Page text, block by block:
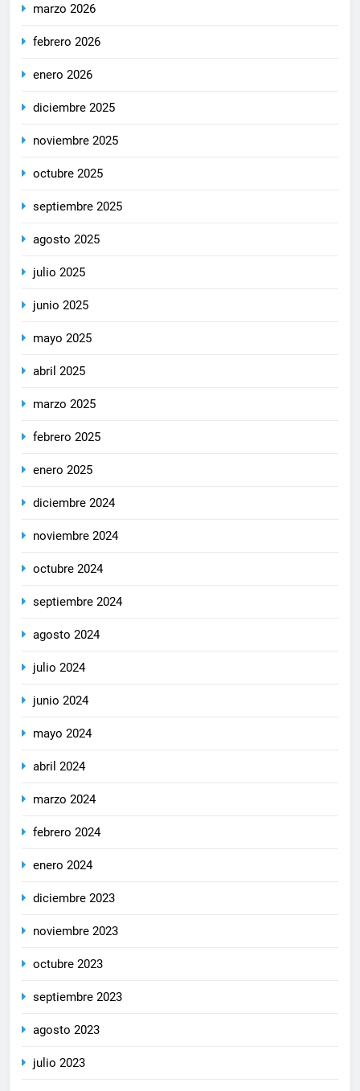
marzo 2026
febrero 2026
enero 2026
diciembre 2025
noviembre 2025
octubre 2025
septiembre 2025
agosto 2025
julio 2025
junio 2025
mayo 2025
abril 2025
marzo 2025
febrero 2025
enero 2025
diciembre 2024
noviembre 2024
octubre 2024
septiembre 2024
agosto 2024
julio 2024
junio 2024
mayo 2024
abril 2024
marzo 2024
febrero 2024
enero 2024
diciembre 2023
noviembre 2023
octubre 2023
septiembre 2023
agosto 2023
julio 2023